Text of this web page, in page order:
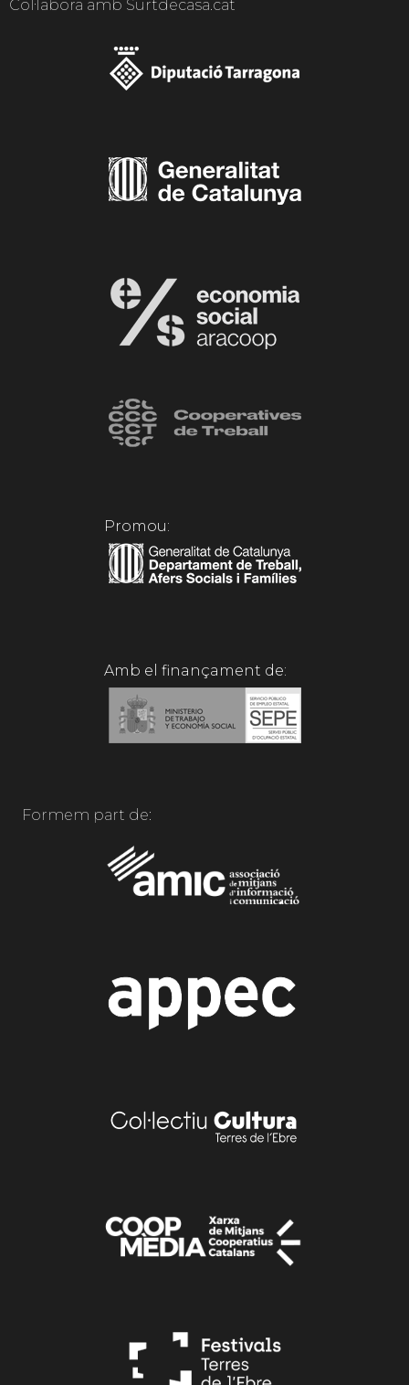
Col·labora amb Surtdecasa.cat
Promou:
Amb el finançament de:
Formem part de: